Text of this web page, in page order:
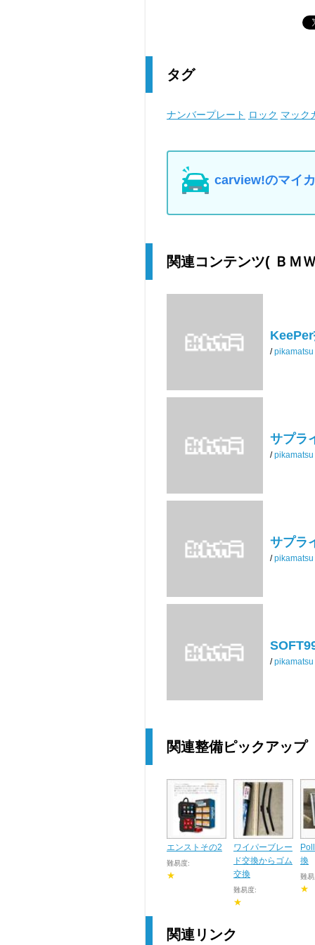
タグ
ナンバープレート ロック マック
carview!のマイ
関連コンテンツ( ＢＭ
/pikamatsu
サプラ
/pikamatsu
サプラ
/pikamatsu
/pikamatsu
関連整備ピックアップ
エンストその2
難易度:
★
ワイパーブレー
ド交換からゴム
交換
難易度:
★
換
難
★
関連リンク